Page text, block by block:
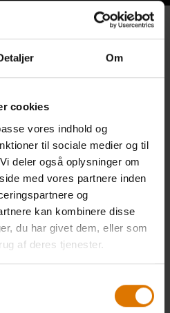
Om
cookies
vores indhold og
til sociale medier og til
deler også oplysninger om
med vores partnere inden
og
kan kombinere disse
du har givet dem, eller som
af deres tjenester.